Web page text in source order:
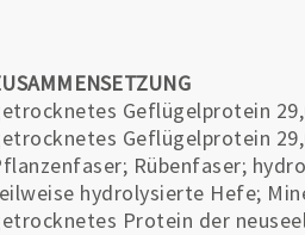
Geflügelprotein
Geflügelprotein
Rübenfaser;
hydrolysierte Hefe;
Protein der